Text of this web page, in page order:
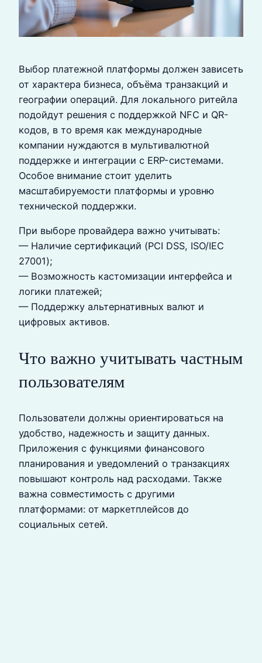
Выбор платежной платформы должен зависеть
от характера бизнеса, объёма транзакций и
географии операций. Для локального ритейла
подойдут решения с поддержкой NFC и QR-
кодов, в то время как международные
компании нуждаются в мультивалютной
поддержке и интеграции с ERP-системами.
Особое внимание стоит уделить
масштабируемости платформы и уровню
технической поддержки.
При выборе провайдера важно учитывать:
— Наличие сертификаций (PCI DSS, ISO/IEC
27001);
— Возможность кастомизации интерфейса и
логики платежей;
— Поддержку альтернативных валют и
цифровых активов.
Что важно учитывать частным
пользователям
Пользователи должны ориентироваться на
удобство, надежность и защиту данных.
Приложения с функциями финансового
планирования и уведомлений о транзакциях
повышают контроль над расходами. Также
важна совместимость с другими
платформами: от маркетплейсов до
социальных сетей.